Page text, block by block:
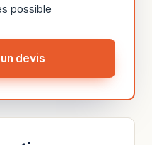
possible
devis